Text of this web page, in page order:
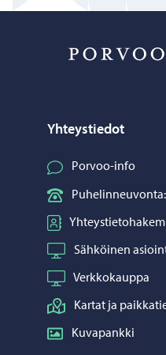
Yhteystiedot
Porvoo-info
Sähköinen
Verkkokauppa
Kartat ja
Kuvapankki